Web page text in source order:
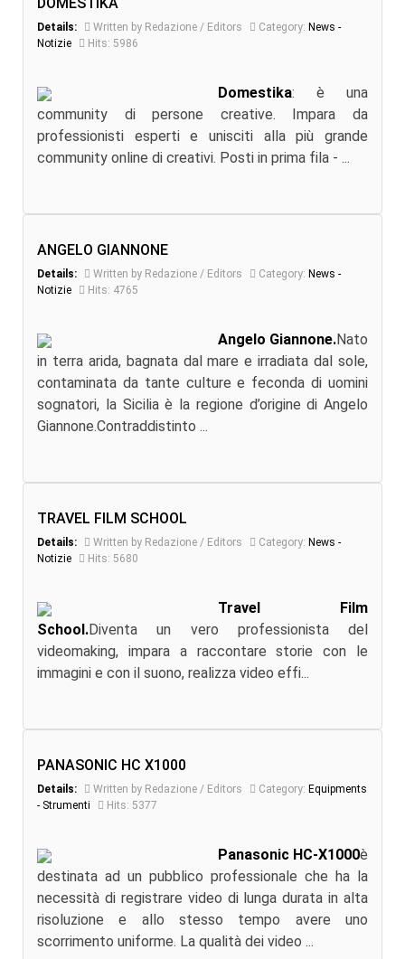
Details: Written by Redazione / Editors Category: News -
Notizie
Hits: 5986
Domestika: è una
community di persone creative. Impara da
professionisti esperti e unisciti alla più grande
community online di creativi. Posti in prima fila - ...
ANGELO GIANNONE
Details: Written by Redazione / Editors Category: News -
Notizie
Hits: 4765
Angelo Giannone.Nato
in terra arida, bagnata dal mare e irradiata dal sole,
contaminata da tante culture e feconda di uomini
sognatori, la Sicilia è la regione d’origine di Angelo
Giannone.Contraddistinto ...
TRAVEL FILM SCHOOL
Details: Written by Redazione / Editors Category: News -
Notizie
Hits: 5680
Travel Film
School.Diventa un vero professionista del
videomaking, impara a raccontare storie con le
immagini e con il suono, realizza video effi...
PANASONIC HC X1000
Details: Written by Redazione / Editors Category: Equipments
- Strumenti
Hits: 5377
Panasonic HC-X1000è
destinata ad un pubblico professionale che ha la
necessità di registrare video di lunga durata in alta
risoluzione e allo stesso tempo avere uno
scorrimento uniforme. La qualità dei video ...